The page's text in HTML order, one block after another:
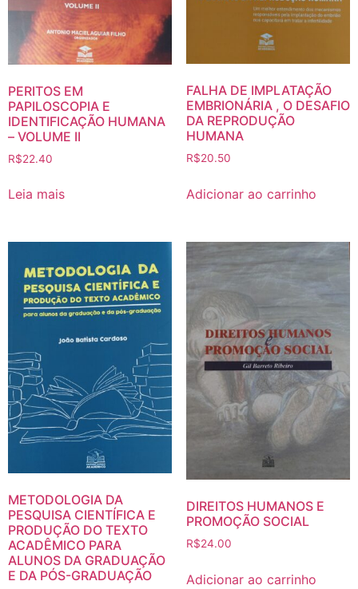
PERITOS EM
PAPILOSCOPIA E
IDENTIFICAÇÃO HUMANA
– VOLUME II
R$22.40
Leia mais
FALHA DE IMPLATAÇÃO
EMBRIONÁRIA , O DESAFIO
DA REPRODUÇÃO
HUMANA
R$20.50
Adicionar ao carrinho
METODOLOGIA DA
PESQUISA CIENTÍFICA E
PRODUÇÃO DO TEXTO
ACADÊMICO PARA
ALUNOS DA GRADUAÇÃO
E DA PÓS-GRADUAÇÃO
DIREITOS HUMANOS E
PROMOÇÃO SOCIAL
R$24.00
Adicionar ao carrinho